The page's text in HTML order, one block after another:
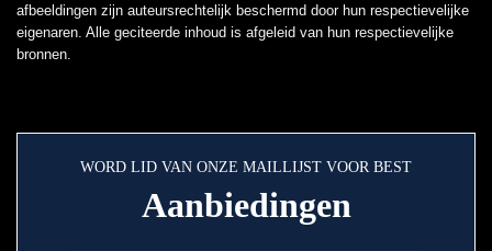
afbeeldingen zijn auteursrechtelijk beschermd door hun respectievelijke
eigenaren. Alle geciteerde inhoud is afgeleid van hun respectievelijke
bronnen.
WORD LID VAN ONZE MAILLIJST VOOR BEST
Aanbiedingen